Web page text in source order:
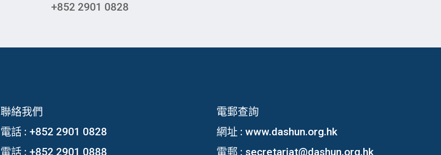
+852 2901 0828
聯絡我們
電話 : +852 2901 0828
電話 : +852 2901 0888
電郵查詢
網址 :www.dashun.org.hk
電郵 : secretariat@dashun.org.hk